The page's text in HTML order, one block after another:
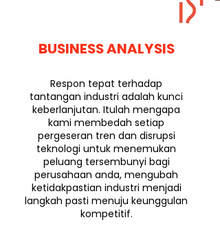
BUSINESS ANALYSIS
Respon tepat terhadap
tantangan industri adalah kunci
keberlanjutan. Itulah mengapa
kami membedah setiap
pergeseran tren dan disrupsi
teknologi untuk menemukan
peluang tersembunyi bagi
perusahaan anda, mengubah
ketidakpastian industri menjadi
langkah pasti menuju keunggulan
kompetitif.